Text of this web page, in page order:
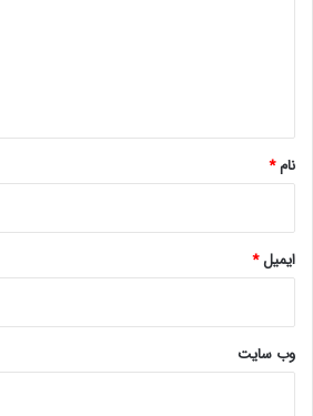
نام*
ایمیل*
وب‌ سایت